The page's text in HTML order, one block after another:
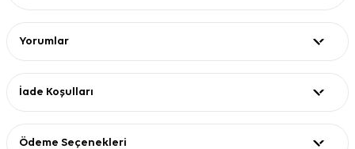
Yorumlar
İade Koşulları
Ödeme Seçenekleri